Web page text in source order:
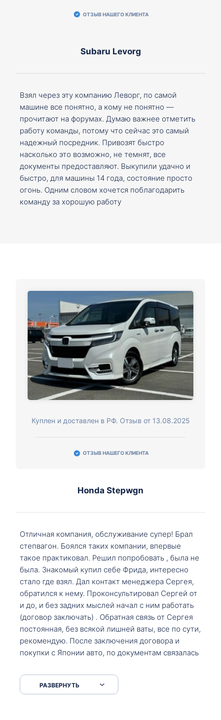
ОТЗЫВ НАШЕГО КЛИЕНТА
Subaru Levorg
Взял через эту компанию Леворг, по самой
машине все понятно, а кому не понятно —
прочитают на форумах. Думаю важнее отметить
работу команды, потому что сейчас это самый
надежный посредник. Привозят быстро
насколько это возможно, не темнят, все
документы предоставляют. Выкупили удачно и
быстро, для машины 14 года, состояние просто
огонь. Одним словом хочется поблагодарить
команду за хорошую работу
Куплен и доставлен в РФ. Отзыв от 13.08.2025
ОТЗЫВ НАШЕГО КЛИЕНТА
Honda Stepwgn
Отличная компания, обслуживание супер! Брал
степвагон. Боялся таких компании, впервые
такое практиковал. Решил попробовать , была не
была. Знакомый купил себе Фрида, интересно
стало где взял. Дал контакт менеджера Сергея,
обратился к нему. Проконсультировал Сергей от
и до, и без задних мыслей начал с ним работать
(договор заключать) . Обратная связь от Сергея
постоянная, без всякой лишней ваты, все по сути,
рекомендую. После заключения договора и
покупки с Японии авто, по документам связалась
что заполнить, куда зайти, образцы и т.д. После
приехал за авто. Меня тепло встретили Сергей с
РАЗВЕРНУТЬ